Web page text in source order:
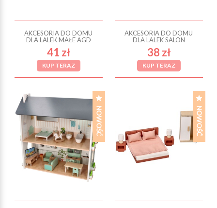
AKCESORIA DO DOMU
DLA LALEK MAŁE AGD
41 zł
KUP TERAZ
AKCESORIA DO DOMU
DLA LALEK SALON
38 zł
KUP TERAZ